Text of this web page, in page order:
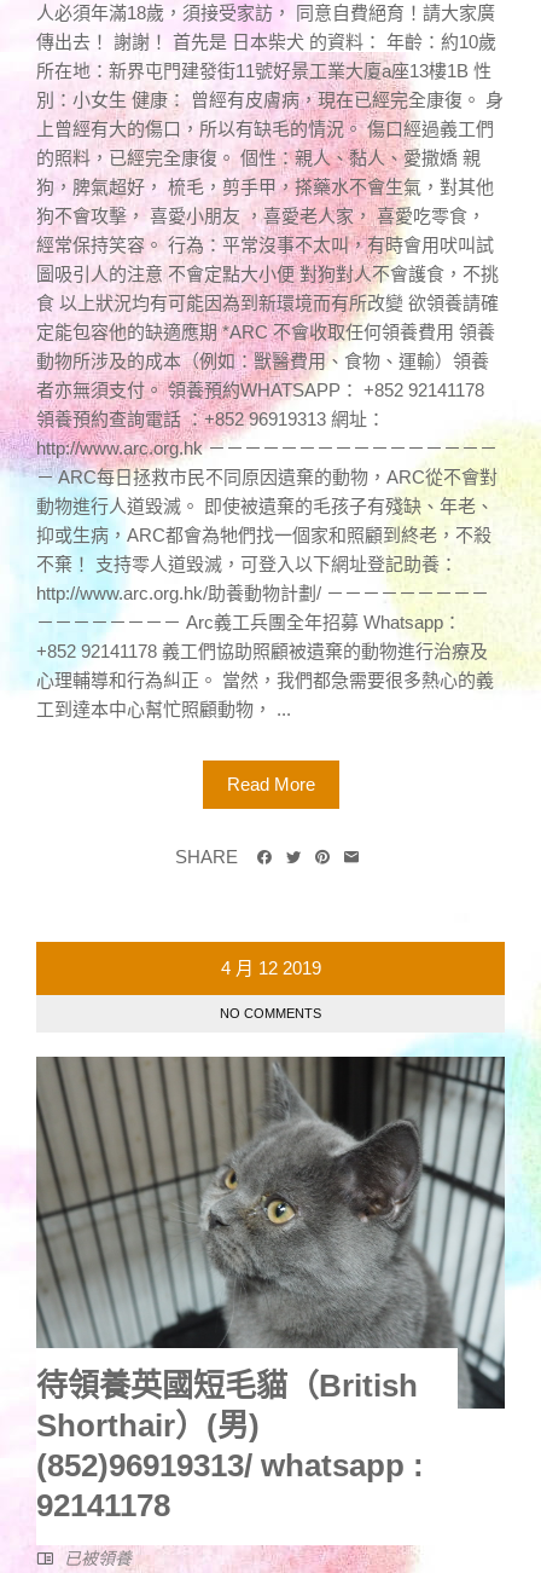
人必須年滿18歲，須接受家訪， 同意自費絕育！請大家廣
傳出去！ 謝謝！ 首先是 日本柴犬 的資料： 年齡：約10歲
所在地：新界屯門建發街11號好景工業大廈a座13樓1B 性
別：小女生 健康： 曾經有皮膚病，現在已經完全康復。 身
上曾經有大的傷口，所以有缺毛的情況。 傷口經過義工們
的照料，已經完全康復。 個性：親人、黏人、愛撒嬌 親
狗，脾氣超好， 梳毛，剪手甲，搽藥水不會生氣，對其他
狗不會攻擊， 喜愛小朋友 ，喜愛老人家， 喜愛吃零食，
經常保持笑容。 行為：平常沒事不太叫，有時會用吠叫試
圖吸引人的注意 不會定點大小便 對狗對人不會護食，不挑
食 以上狀況均有可能因為到新環境而有所改變 欲領養請確
定能包容他的缺適應期 *ARC 不會收取任何領養費用 領養
動物所涉及的成本（例如：獸醫費用、食物、運輸）領養
者亦無須支付。 領養預約WHATSAPP： +852 92141178
領養預約查詢電話 ：+852 96919313 網址：
http://www.arc.org.hk －－－－－－－－－－－－－－－－
－ ARC每日拯救市民不同原因遺棄的動物，ARC從不會對
動物進行人道毀滅。 即使被遺棄的毛孩子有殘缺、年老、
抑或生病，ARC都會為牠們找一個家和照顧到終老，不殺
不棄！ 支持零人道毀滅，可登入以下網址登記助養：
http://www.arc.org.hk/助養動物計劃/ －－－－－－－－－
－－－－－－－－ Arc義工兵團全年招募 Whatsapp：
+852 92141178 義工們協助照顧被遺棄的動物進行治療及
心理輔導和行為糾正。 當然，我們都急需要很多熱心的義
工到達本中心幫忙照顧動物， ...
Read More
SHARE
4 月 12 2019
NO COMMENTS
待領養英國短毛貓（British
Shorthair）(男)
(852)96919313/ whatsapp :
92141178
已被領養